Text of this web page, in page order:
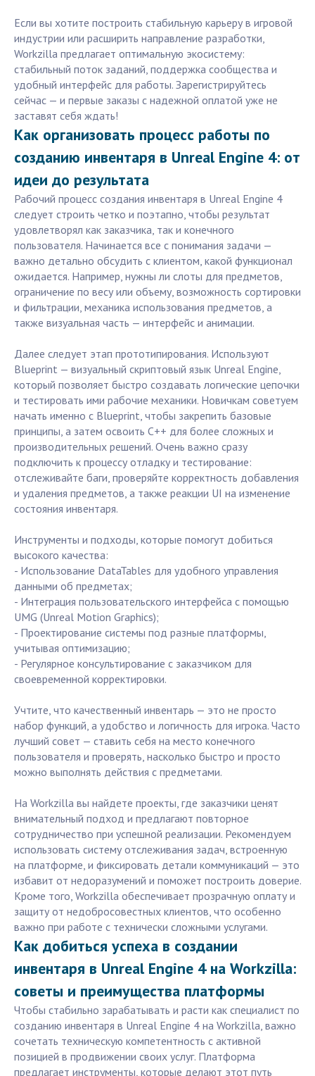
Если вы хотите построить стабильную карьеру в игровой
индустрии или расширить направление разработки,
Workzilla предлагает оптимальную экосистему:
стабильный поток заданий, поддержка сообщества и
удобный интерфейс для работы. Зарегистрируйтесь
сейчас — и первые заказы с надежной оплатой уже не
заставят себя ждать!
Как организовать процесс работы по
созданию инвентаря в Unreal Engine 4: от
идеи до результата
Рабочий процесс создания инвентаря в Unreal Engine 4
следует строить четко и поэтапно, чтобы результат
удовлетворял как заказчика, так и конечного
пользователя. Начинается все с понимания задачи —
важно детально обсудить с клиентом, какой функционал
ожидается. Например, нужны ли слоты для предметов,
ограничение по весу или объему, возможность сортировки
и фильтрации, механика использования предметов, а
также визуальная часть — интерфейс и анимации.
Далее следует этап прототипирования. Используют
Blueprint — визуальный скриптовый язык Unreal Engine,
который позволяет быстро создавать логические цепочки
и тестировать ими рабочие механики. Новичкам советуем
начать именно с Blueprint, чтобы закрепить базовые
принципы, а затем освоить C++ для более сложных и
производительных решений. Очень важно сразу
подключить к процессу отладку и тестирование:
отслеживайте баги, проверяйте корректность добавления
и удаления предметов, а также реакции UI на изменение
состояния инвентаря.
Инструменты и подходы, которые помогут добиться
высокого качества:
- Использование DataTables для удобного управления
данными об предметах;
- Интеграция пользовательского интерфейса с помощью
UMG (Unreal Motion Graphics);
- Проектирование системы под разные платформы,
учитывая оптимизацию;
- Регулярное консультирование с заказчиком для
своевременной корректировки.
Учтите, что качественный инвентарь — это не просто
набор функций, а удобство и логичность для игрока. Часто
лучший совет — ставить себя на место конечного
пользователя и проверять, насколько быстро и просто
можно выполнять действия с предметами.
На Workzilla вы найдете проекты, где заказчики ценят
внимательный подход и предлагают повторное
сотрудничество при успешной реализации. Рекомендуем
использовать систему отслеживания задач, встроенную
на платформе, и фиксировать детали коммуникаций — это
избавит от недоразумений и поможет построить доверие.
Кроме того, Workzilla обеспечивает прозрачную оплату и
защиту от недобросовестных клиентов, что особенно
важно при работе с технически сложными услугами.
Как добиться успеха в создании
инвентаря в Unreal Engine 4 на Workzilla:
советы и преимущества платформы
Чтобы стабильно зарабатывать и расти как специалист по
созданию инвентаря в Unreal Engine 4 на Workzilla, важно
сочетать техническую компетентность с активной
позицией в продвижении своих услуг. Платформа
предлагает инструменты, которые делают этот путь